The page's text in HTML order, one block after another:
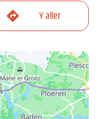
Y aller